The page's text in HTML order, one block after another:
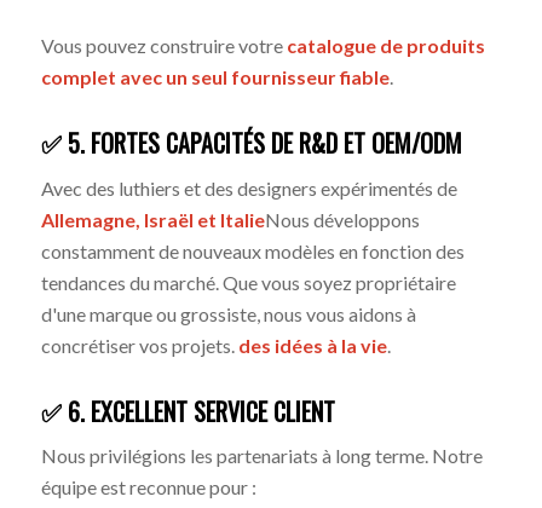
Vous pouvez construire votre catalogue de produits
complet avec un seul fournisseur fiable.
✅ 5. FORTES CAPACITÉS DE R&D ET OEM/ODM
Avec des luthiers et des designers expérimentés de
Allemagne, Israël et ItalieNous développons
constamment de nouveaux modèles en fonction des
tendances du marché. Que vous soyez propriétaire
d'une marque ou grossiste, nous vous aidons à
concrétiser vos projets. des idées à la vie.
✅ 6. EXCELLENT SERVICE CLIENT
Nous privilégions les partenariats à long terme. Notre
équipe est reconnue pour :